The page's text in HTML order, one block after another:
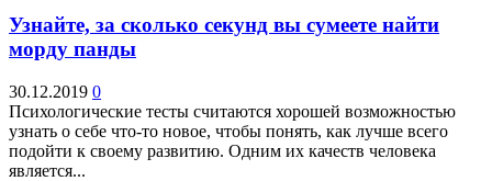
Узнайте, за сколько секунд вы сумеете найти
морду панды
30.12.2019 0
Психологические тесты считаются хорошей возможностью
узнать о себе что-то новое, чтобы понять, как лучше всего
подойти к своему развитию. Одним их качеств человека
является...